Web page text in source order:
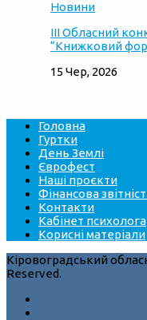
Новини
ІІІ Обласний
“Книжковий
15 Чер, 2026
Головна
Гуртки
День Землі
Єврофест
Наші проєкти
Фінансова
Контакти
Кабінет психолога
Корисні матеріали
Кіровоградський
Reserved.